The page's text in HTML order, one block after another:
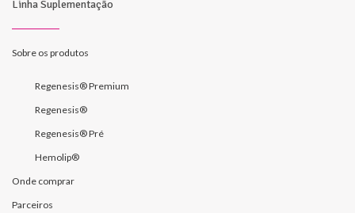
Linha Suplementação
Sobre os produtos
Regenesis® Premium
Regenesis®
Regenesis® Pré
Hemolip®
Onde comprar
Parceiros